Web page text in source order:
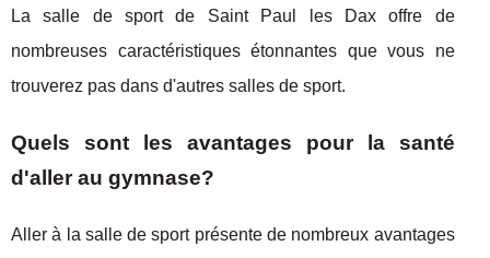
La salle de sport de Saint Paul les Dax offre de
nombreuses caractéristiques étonnantes que vous ne
trouverez pas dans d'autres salles de sport.
Quels sont les avantages pour la santé
d'aller au gymnase?
Aller à la salle de sport présente de nombreux avantages